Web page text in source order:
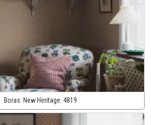
Boras: New Heritage: 4819